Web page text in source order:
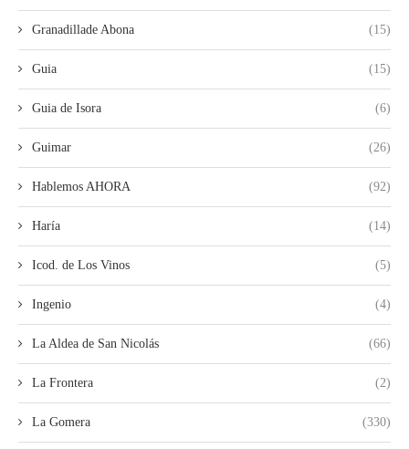
Granadillade Abona (15)
Guia (15)
Guia de Isora (6)
Guimar (26)
Hablemos AHORA (92)
Haría (14)
Icod. de Los Vinos (5)
Ingenio (4)
La Aldea de San Nicolás (66)
La Frontera (2)
La Gomera (330)